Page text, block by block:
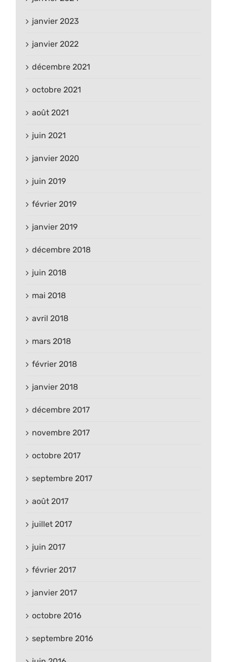
janvier 2023
janvier 2022
décembre 2021
octobre 2021
août 2021
juin 2021
janvier 2020
juin 2019
février 2019
janvier 2019
décembre 2018
juin 2018
mai 2018
avril 2018
mars 2018
février 2018
janvier 2018
décembre 2017
novembre 2017
octobre 2017
septembre 2017
août 2017
juillet 2017
juin 2017
février 2017
janvier 2017
octobre 2016
septembre 2016